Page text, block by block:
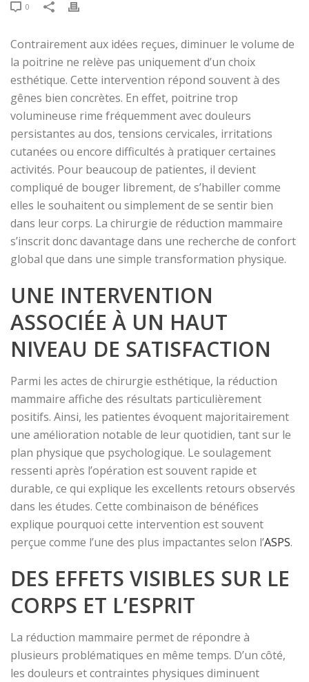
0
Contrairement aux idées reçues, diminuer le volume de
la poitrine ne relève pas uniquement d’un choix
esthétique. Cette intervention répond souvent à des
gênes bien concrètes. En effet, poitrine trop
volumineuse rime fréquemment avec douleurs
persistantes au dos, tensions cervicales, irritations
cutanées ou encore difficultés à pratiquer certaines
activités. Pour beaucoup de patientes, il devient
compliqué de bouger librement, de s’habiller comme
elles le souhaitent ou simplement de se sentir bien
dans leur corps. La chirurgie de réduction mammaire
s’inscrit donc davantage dans une recherche de confort
global que dans une simple transformation physique.
UNE INTERVENTION
ASSOCIÉE À UN HAUT
NIVEAU DE SATISFACTION
Parmi les actes de chirurgie esthétique, la réduction
mammaire affiche des résultats particulièrement
positifs. Ainsi, les patientes évoquent majoritairement
une amélioration notable de leur quotidien, tant sur le
plan physique que psychologique. Le soulagement
ressenti après l’opération est souvent rapide et
durable, ce qui explique les excellents retours observés
dans les études. Cette combinaison de bénéfices
explique pourquoi cette intervention est souvent
perçue comme l’une des plus impactantes selon l’ASPS.
DES EFFETS VISIBLES SUR LE
CORPS ET L’ESPRIT
La réduction mammaire permet de répondre à
plusieurs problématiques en même temps. D’un côté,
les douleurs et contraintes physiques diminuent